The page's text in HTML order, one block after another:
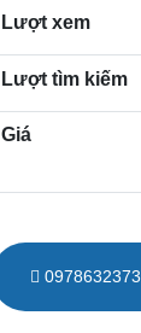
Lượt xem
Lượt tìm kiếm
Giá
0978632373